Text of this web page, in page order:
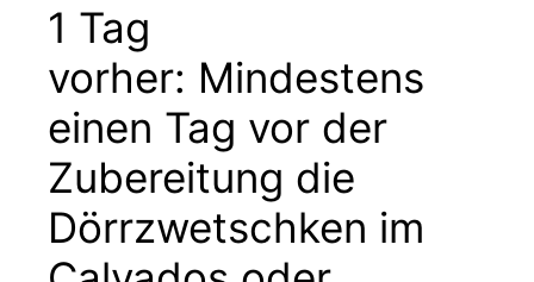
1 Tag
vorher: Mindestens
einen Tag vor der
Zubereitung die
Dörrzwetschken im